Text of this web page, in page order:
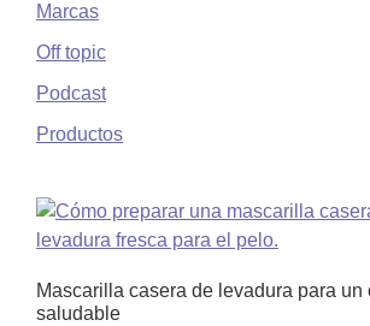
Marcas
Off topic
Podcast
Productos
Mascarilla casera de levadura para un
saludable